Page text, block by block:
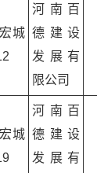
城
河南百
德建设
发展有
限公司
城
河南百
德建设
发展有